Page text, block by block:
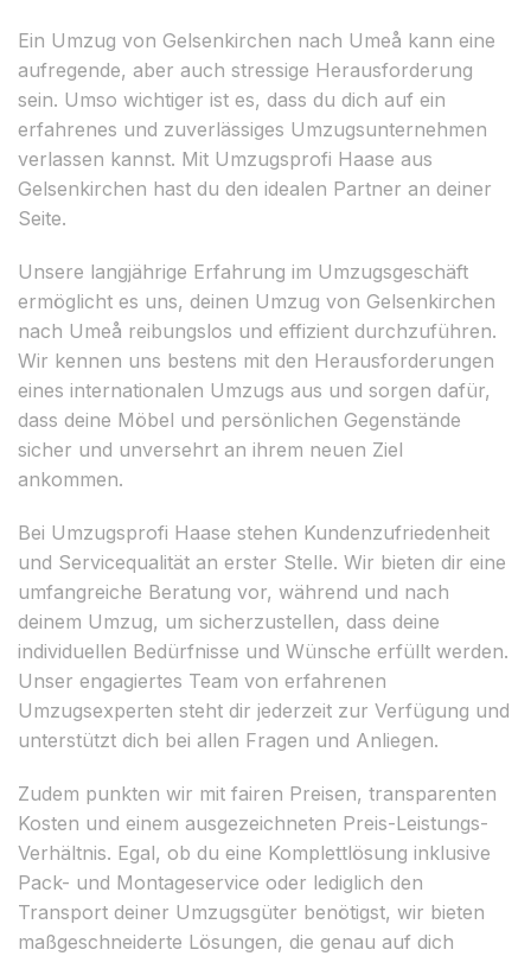
Ein Umzug von Gelsenkirchen nach Umeå kann eine
aufregende, aber auch stressige Herausforderung
sein. Umso wichtiger ist es, dass du dich auf ein
erfahrenes und zuverlässiges Umzugsunternehmen
verlassen kannst. Mit Umzugsprofi Haase aus
Gelsenkirchen hast du den idealen Partner an deiner
Seite.
Unsere langjährige Erfahrung im Umzugsgeschäft
ermöglicht es uns, deinen Umzug von Gelsenkirchen
nach Umeå reibungslos und effizient durchzuführen.
Wir kennen uns bestens mit den Herausforderungen
eines internationalen Umzugs aus und sorgen dafür,
dass deine Möbel und persönlichen Gegenstände
sicher und unversehrt an ihrem neuen Ziel
ankommen.
Bei Umzugsprofi Haase stehen Kundenzufriedenheit
und Servicequalität an erster Stelle. Wir bieten dir eine
umfangreiche Beratung vor, während und nach
deinem Umzug, um sicherzustellen, dass deine
individuellen Bedürfnisse und Wünsche erfüllt werden.
Unser engagiertes Team von erfahrenen
Umzugsexperten steht dir jederzeit zur Verfügung und
unterstützt dich bei allen Fragen und Anliegen.
Zudem punkten wir mit fairen Preisen, transparenten
Kosten und einem ausgezeichneten Preis-Leistungs-
Verhältnis. Egal, ob du eine Komplettlösung inklusive
Pack- und Montageservice oder lediglich den
Transport deiner Umzugsgüter benötigst, wir bieten
maßgeschneiderte Lösungen, die genau auf dich